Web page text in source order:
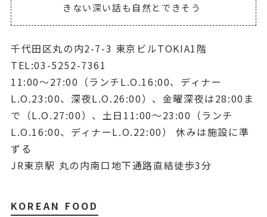
きない深い話も自然とできそう
千代田区丸の内2-7-3 東京ビルTOKIA1階
TEL:03-5252-7361
11:00～27:00（ランチL.O.16:00、ディナー
L.O.23:00、深夜L.O.26:00）、金曜深夜は28:00ま
で（L.O.27:00）、土日11:00～23:00（ランチ
L.O.16:00、ディナーL.O.22:00） 休みは施設に準
ずる
JR東京駅 丸の内南口地下通路直結徒歩3分
KOREAN FOOD